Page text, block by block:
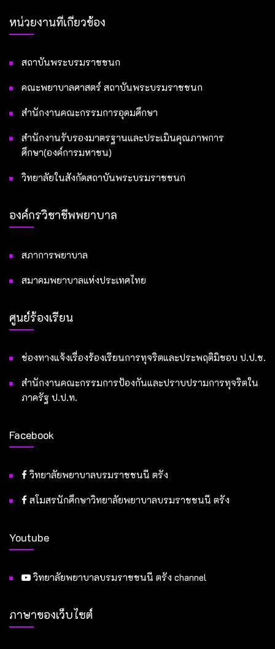
หน่วยงานที่เกี่ยวข้อง
สถาบันพระบรมราชชนก
คณะพยาบาลศาสตร์ สถาบันพระบรมราชชนก
สำนักงานคณะกรรมการอุดมศึกษา
สำนักงานรับรองมาตรฐานและประเมินคุณภาพการ
ศึกษา(องค์การมหาชน)
วิทยาลัยในสังกัดสถาบันพระบรมราชชนก
องค์กรวิชาชีพพยาบาล
สภาการพยาบาล
สมาคมพยาบาลแห่งประเทศไทย
ศูนย์ร้องเรียน
ช่องทางแจ้งเรื่องร้องเรียนการทุจริตและประพฤติมิชอบ ป.ป.ช.
สำนักงานคณะกรรมการป้องกันและปราบปรามการทุจริตใน
ภาครัฐ ป.ป.ท.
Facebook
วิทยาลัยพยาบาลบรมราชชนนี ตรัง
สโมสรนักศึกษาวิทยาลัยพยาบาลบรมราชชนนี ตรัง
Youtube
วิทยาลัยพยาบาลบรมราชชนนี ตรัง channel
ภาษาของเว็บไซต์